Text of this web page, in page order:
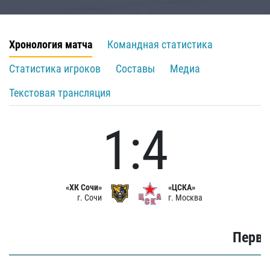
Хронология матча
Командная статистика
Статистика игроков
Составы
Медиа
Текстовая трансляция
«ХК Сочи»
г. Сочи
1:4
«ЦСКА»
г. Москва